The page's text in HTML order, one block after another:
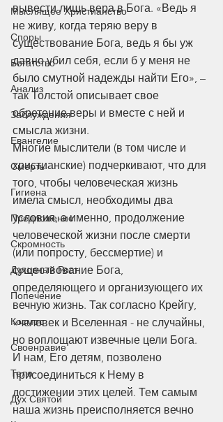
Мыслящее Христианство
Споры
Богатство
Анализ
Заблуждения
Евангелие
Смерть
Гигиена
Предложение
Скромность
Духовный Рост
Попечение
Космос
Своенравие
Тело
Дух Святой
вывести лишь вера в Бога. «Ведь я
не живу, когда теряю веру в
существование Бога, ведь я бы уж
давно убил себя, если б у меня не
было смутной надежды найти Его», –
так Толстой описывает свое
обретение веры и вместе с ней и
смысла жизни.
Многие мыслители (в том числе и
христианские) подчеркивают, что для
того, чтобы человеческая жизнь
имела смысл, необходимы два
условия, а именно, продолжение
человеческой жизни после смерти
(или попросту, бессмертие) и
существование Бога,
определяющего и организующего их
вечную жизнь. Так согласно Крейгу,
«человек и Вселенная - не случайны,
но воплощают извечные цели Бога.
И нам, Его детям, позволено
присоединиться к Нему в
достижении этих целей. Тем самым
наша жизнь преисполняется вечно